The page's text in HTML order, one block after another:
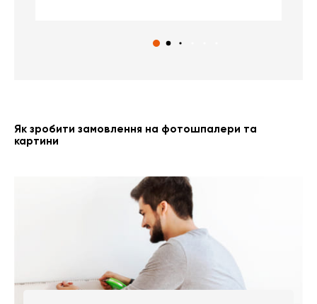
Як зробити замовлення на фотошпалери та
картини